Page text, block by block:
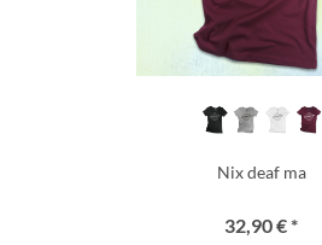
Nix deaf ma
32,90 € *